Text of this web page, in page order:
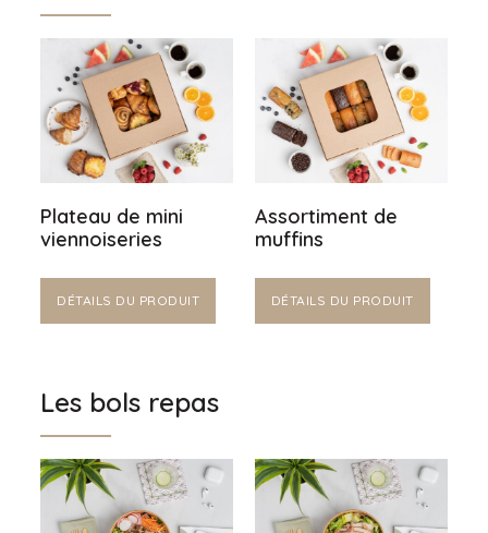
Plateau de mini
viennoiseries
DÉTAILS DU PRODUIT
Assortiment de
muffins
DÉTAILS DU PRODUIT
Les bols repas